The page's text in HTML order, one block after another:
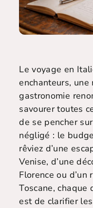
Le voyage en
enchanteurs,
gastronomie
savourer toutes
de se pencher
négligé : le
rêviez d’une
Venise, d’une
Florence ou
Toscane, chaque
est de clarifier